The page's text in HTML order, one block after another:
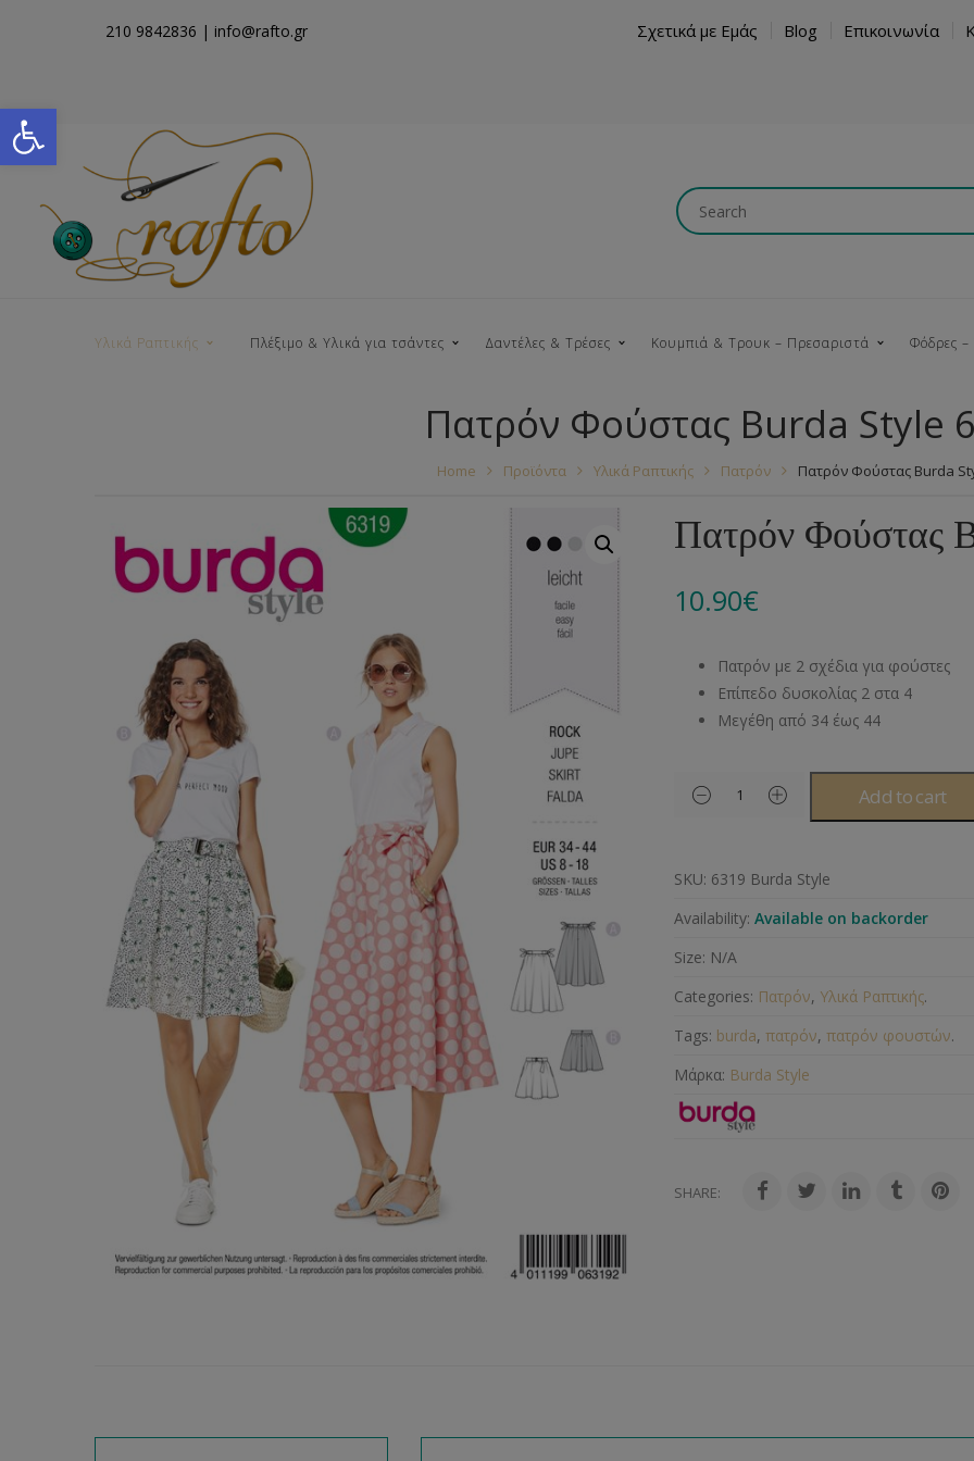
Open toolbar
210 9842836 | info@rafto.gr Σχετικά με Εμάς Blog Επικοινωνία
Υλικά Ραπτικής Πλέξιμο & Υλικά για τσάντες
Νήματα για Τσάντες Κουμπώματα
Χερούλια Τσάντας
Ιμάντες Μεταλλικά Εξαρτήματα
Πλέγματα Διάφορα Υλικά
Νήματα
Αξεσουάρ
Δαντέλες & Τρέσες
Βαμβακερές
Μπροντερί
Κιπούρ
Πολυέστερ
Ελαστικές
Κρόσια
Φυτίλια- Κορδόνια
Διάφορες Τρέσες
Κουμπιά & Τρουκ – Πρεσαριστά
Ξύλινα
Πουκαμίσου
Στρας
Μοντγκόμερι
Άλλα Υλικά
Φόδρες
Πατρόν Φούστας Burda Style
Home Προϊόντα Υλικά Ραπτικής Πατρόν Πατρόν Φούστας Burda
Πατρόν Φούστας
10.90€
Πατρόν με 2 σχέδια για φούστες
Επίπεδο δυσκολίας 2 στα 4
Μεγέθη από 34 έως 44
Add to cart
SKU: 6319 Burda Style
Availability: Available on backorder
Size: N/A
Categories: Πατρόν, Υλικά Ραπτικής.
Tags: burda,πατρόν,πατρόν φουστών.
Μάρκα: Burda Style
SHARE: